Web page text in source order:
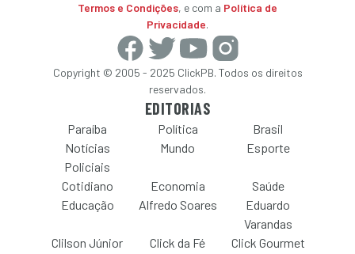
Termos e Condições, e com a Política de
Privacidade.
Copyright © 2005 - 2025 ClickPB. Todos os direitos
reservados.
EDITORIAS
Paraíba Política
Brasil
Notícias
Policiais
Mundo Esporte
Cotidiano Economia
Saúde
Educação
Alfredo Soares
Eduardo
Varandas
Clilson Júnior
Click da Fé Click Gourmet